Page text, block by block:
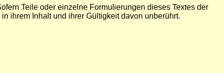
Teile oder einzelne Formulierungen dieses Textes der
ihrem Inhalt und ihrer Gültigkeit davon unberührt.